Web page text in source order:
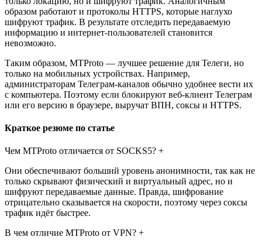
образом работают и протоколы HTTPS, которые наглухо
шифруют трафик. В результате отследить передаваемую
информацию и интернет-пользователей становится
невозможно.
Таким образом, MTProto — лучшее решение для Телеги, но
только на мобильных устройствах. Например,
администраторам Телеграм-каналов обычно удобнее вести их
с компьютера. Поэтому если блокируют веб-клиент Телеграм
или его версию в браузере, выручат ВПН, соксы и HTTPS.
Краткое резюме по статье
Чем MTProto отличается от SOCKS5? +
Они обеспечивают больший уровень анонимности, так как не
только скрывают физический и виртуальный адрес, но и
шифруют передаваемые данные. Правда, шифрование
отрицательно сказывается на скорости, поэтому через соксы
трафик идёт быстрее.
В чем отличие MTProto от VPN? +